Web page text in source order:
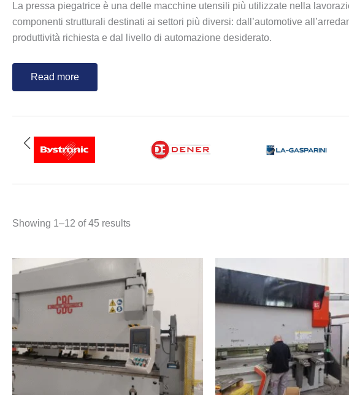
La pressa piegatrice è una delle macchine utensili più utilizzate nella
componenti strutturali destinati ai settori più diversi: dall’automotive
produttività richiesta e dal livello di automazione desiderato.
Read more
dell’intero ciclo produttivo.
Lapressa piegatrice idraulica è la tipologia più diffusa nei reparti di
lamiera in modo controllato e progressivo. Rispetto ad altre tecnologie, offre
È la scelta ideale per chi lavora su grandi formati o su pezzi che richiedono
rimangono contenuti, il che la rende adatta sia alle piccole officine che agli
Pressa Piegatrice Elettrica
La pressa piegatrice elettricarappresenta l’evoluzione tecnologica della
un controllo della velocità superiore rispetto ai sistemi tradizionali.
dal ciclo di lavoro. È particolarmente indicata per produzioni in serie dove
Showing 1–12 of 45 resultsSorted